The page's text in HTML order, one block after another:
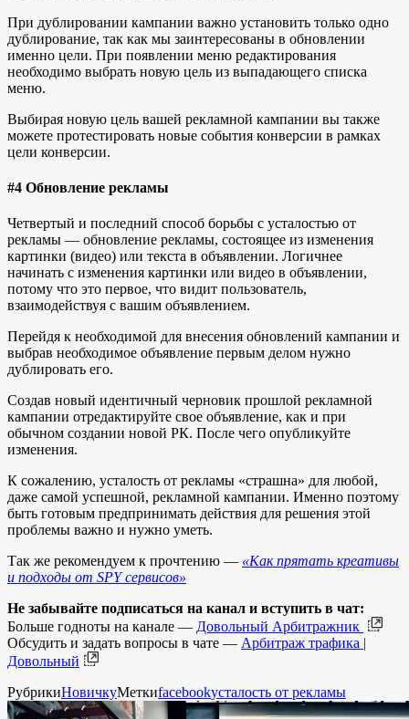
При дублировании кампании важно установить только одно
дублирование, так как мы заинтересованы в обновлении
именно цели. При появлении меню редактирования
необходимо выбрать новую цель из выпадающего списка
меню.
Выбирая новую цель вашей рекламной кампании вы также
можете протестировать новые события конверсии в рамках
цели конверсии.
#4 Обновление рекламы
Четвертый и последний способ борьбы с усталостью от
рекламы — обновление рекламы, состоящее из изменения
картинки (видео) или текста в объявлении. Логичнее
начинать с изменения картинки или видео в объявлении,
потому что это первое, что видит пользователь,
взаимодействуя с вашим объявлением.
Перейдя к необходимой для внесения обновлений кампании и
выбрав необходимое объявление первым делом нужно
дублировать его.
Создав новый идентичный черновик прошлой рекламной
кампании отредактируйте свое объявление, как и при
обычном создании новой РК. После чего опубликуйте
изменения.
К сожалению, усталость от рекламы «страшна» для любой,
даже самой успешной, рекламной кампании. Именно поэтому
быть готовым предпринимать действия для решения этой
проблемы важно и нужно уметь.
Так же рекомендуем к прочтению — «Как прятать креативы
и подходы от SPY сервисов»
Не забывайте подписаться на канал и вступить в чат:
Больше годноты на канале — Довольный Арбитражник
Обсудить и задать вопросы в чате — Арбитраж трафика |
Довольный
РубрикиНовичкуМеткиfacebookусталость от рекламы